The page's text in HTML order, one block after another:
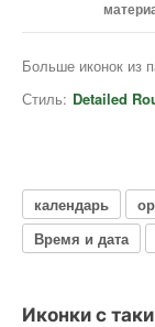
Больше иконок из
Стиль: Detailed
календарь
Время и дата
Иконки с